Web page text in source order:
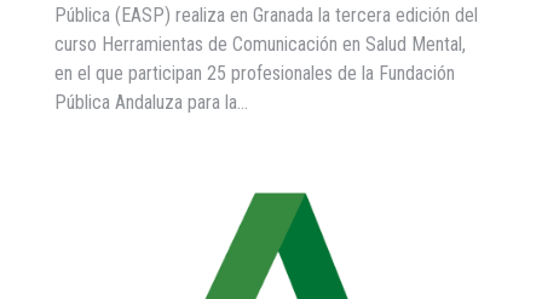
Pública (EASP) realiza en Granada la tercera edición del
curso Herramientas de Comunicación en Salud Mental,
en el que participan 25 profesionales de la Fundación
Pública Andaluza para la…